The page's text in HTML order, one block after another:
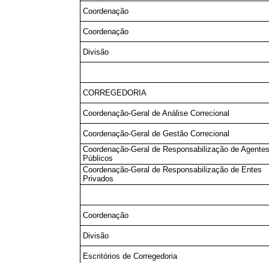
Coordenação
Coordenação
Divisão
CORREGEDORIA
Coordenação-Geral de Análise Correcional
Coordenação-Geral de Gestão Correcional
Coordenação-Geral de Responsabilização de
Públicos
Coordenação-Geral de Responsabilização de Entes
Privados
Coordenação
Divisão
Escritórios de Corregedoria